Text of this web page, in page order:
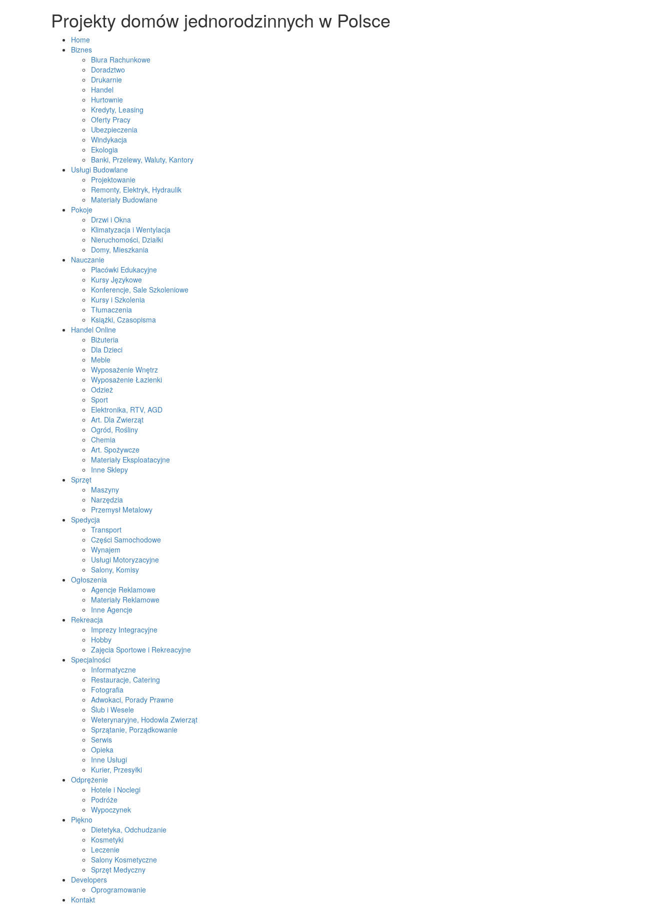
Projekty domów jednorodzinnych w Polsce
Home
Biznes
Biura Rachunkowe
Doradztwo
Drukarnie
Handel
Hurtownie
Kredyty, Leasing
Oferty Pracy
Ubezpieczenia
Windykacja
Ekologia
Banki, Przelewy, Waluty, Kantory
Usługi Budowlane
Projektowanie
Remonty, Elektryk, Hydraulik
Materiały Budowlane
Pokoje
Drzwi i Okna
Klimatyzacja i Wentylacja
Nieruchomości, Działki
Domy, Mieszkania
Nauczanie
Placówki Edukacyjne
Kursy Językowe
Konferencje, Sale Szkoleniowe
Kursy i Szkolenia
Tłumaczenia
Książki, Czasopisma
Handel Online
Biżuteria
Dla Dzieci
Meble
Wyposażenie Wnętrz
Wyposażenie Łazienki
Odzież
Sport
Elektronika, RTV, AGD
Art. Dla Zwierząt
Ogród, Rośliny
Chemia
Art. Spożywcze
Materiały Eksploatacyjne
Inne Sklepy
Sprzęt
Maszyny
Narzędzia
Przemysł Metalowy
Spedycja
Transport
Części Samochodowe
Wynajem
Usługi Motoryzacyjne
Salony, Komisy
Ogłoszenia
Agencje Reklamowe
Materiały Reklamowe
Inne Agencje
Rekreacja
Imprezy Integracyjne
Hobby
Zajęcia Sportowe i Rekreacyjne
Specjalności
Informatyczne
Restauracje, Catering
Fotografia
Adwokaci, Porady Prawne
Ślub i Wesele
Weterynaryjne, Hodowla Zwierząt
Sprzątanie, Porządkowanie
Serwis
Opieka
Inne Usługi
Kurier, Przesyłki
Odprężenie
Hotele i Noclegi
Podróże
Wypoczynek
Piękno
Dietetyka, Odchudzanie
Kosmetyki
Leczenie
Salony Kosmetyczne
Sprzęt Medyczny
Developers
Oprogramowanie
Kontakt